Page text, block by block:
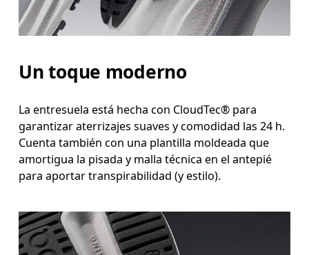
Un toque moderno
La entresuela está hecha con CloudTec® para
garantizar aterrizajes suaves y comodidad las 24 h.
Cuenta también con una plantilla moldeada que
amortigua la pisada y malla técnica en el antepié
para aportar transpirabilidad (y estilo).